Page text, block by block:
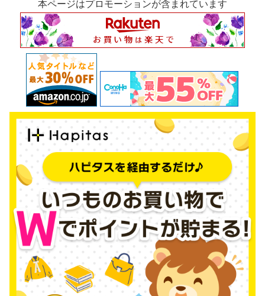
本ページはプロモーションが含まれています